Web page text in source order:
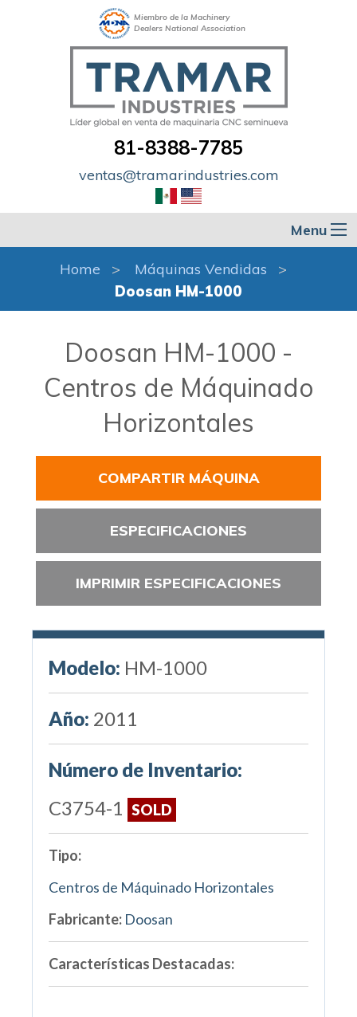
Miembro de la Machinery
Dealers National Association
81-8388-7785
ventas@tramarindustries.com
Menu
Home
Máquinas Vendidas
Doosan HM-1000
Doosan HM-1000 -
Centros de Máquinado
Horizontales
COMPARTIR MÁQUINA
ESPECIFICACIONES
IMPRIMIR ESPECIFICACIONES
Modelo: HM-1000
Año: 2011
Número de Inventario:
C3754-1 SOLD
Tipo:
Centros de Máquinado Horizontales
Fabricante: Doosan
Características Destacadas: